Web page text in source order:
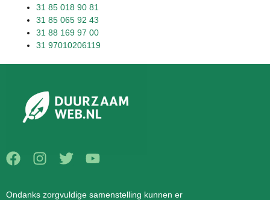
31 85 018 90 81
31 85 065 92 43
31 88 169 97 00
31 97010206119
Ondanks zorgvuldige samenstelling kunnen er